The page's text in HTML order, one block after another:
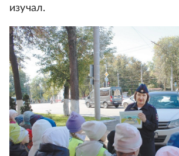
изучал.